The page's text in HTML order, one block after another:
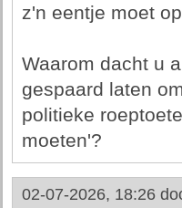
z'n eentje moet
Waarom dacht u
gespaard laten
politieke
moeten'?
02-07-2026, 18:26